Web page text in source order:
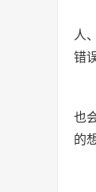
人
错
也
的